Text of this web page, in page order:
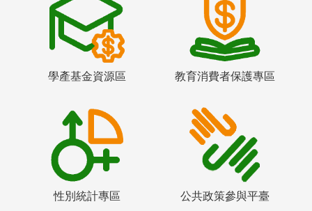
學產基金資源區 教育消費者保護專區
性別統計專區 公共政策參與平臺